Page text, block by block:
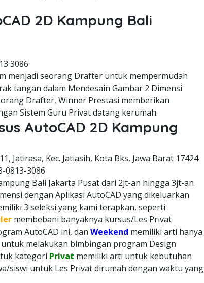
2D Kampung Bali
3086
menjadi seorang Drafter untuk mempermudah
tangan dalam Mendesain Gambar 2 Dimensi
Drafter, Winner Prestasi memberikan
Sistem Guru Privat datang kerumah.
AutoCAD 2D Kampung
Jatirasa, Kec. Jatiasih, Kota Bks, Jawa Barat 17424
0813-3086
Bali Jakarta Pusat dari 2jt-an hingga 3jt-an
dengan Aplikasi AutoCAD yang dikeluarkan
3 seleksi yang kami terapkan, seperti
membebani banyaknya kursus/Les Privat
AutoCAD ini, dan Weekend memiliki arti hanya
melakukan bimbingan program Design
kategori Privat memiliki arti untuk kebutuhan
siswi untuk Les Privat dirumah dengan waktu yang